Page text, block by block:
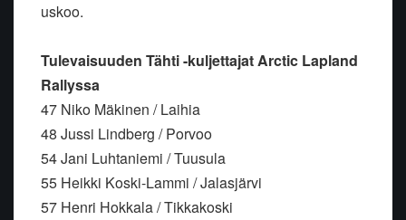
uskoo.
Tulevaisuuden Tähti -kuljettajat Arctic Lapland
Rallyssa
47 Niko Mäkinen / Laihia
48 Jussi Lindberg / Porvoo
54 Jani Luhtaniemi / Tuusula
55 Heikki Koski-Lammi / Jalasjärvi
57 Henri Hokkala / Tikkakoski